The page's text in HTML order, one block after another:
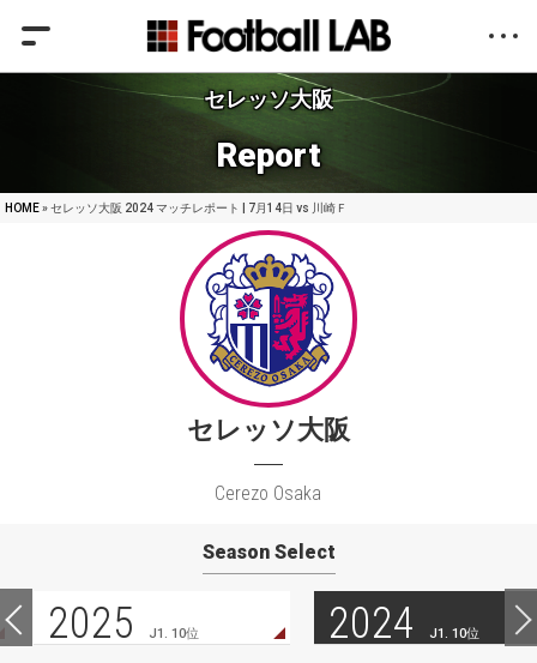
セレッソ大阪
Report
HOME» セレッソ大阪 2024 マッチレポート | 7月14日 vs 川崎Ｆ
セレッソ大阪
Cerezo Osaka
Season Select
2025 J1. 10位 2024 J1. 10位